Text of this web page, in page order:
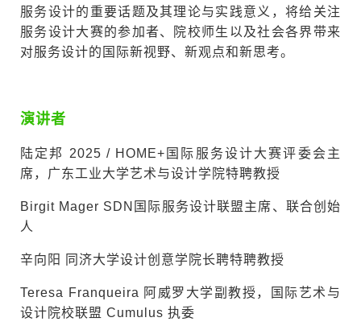
服务设计的重要话题及其理论与实践意义，将给关注
服务设计大赛的参加者、院校师生以及社会各界带来
对服务设计的国际新视野、新观点和新思考。
演讲者
陆定邦 2025 / HOME+国际服务设计大赛评委会主
席，广东工业大学艺术与设计学院特聘教授
Birgit Mager SDN国际服务设计联盟主席、联合创始
人
辛向阳 同济大学设计创意学院长聘特聘教授
Teresa Franqueira 阿威罗大学副教授，国际艺术与
设计院校联盟 Cumulus 执委